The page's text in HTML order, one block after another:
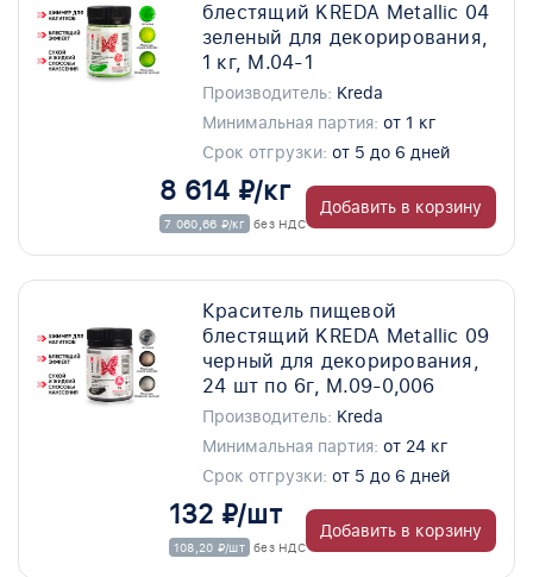
блестящий KREDA Metallic 04
зеленый для декорирования,
1 кг, M.04-1
Производитель: Kreda
Минимальная партия: от 1 кг
Срок отгрузки: от 5 до 6 дней
8 614 ₽/кг
7 060,66 ₽/кг без НДС
Добавить в корзину
Краситель пищевой
блестящий KREDA Metallic 09
черный для декорирования,
24 шт по 6г, M.09-0,006
Производитель: Kreda
Минимальная партия: от 24 кг
Срок отгрузки: от 5 до 6 дней
132 ₽/шт
108,20 ₽/шт без НДС
Добавить в корзину